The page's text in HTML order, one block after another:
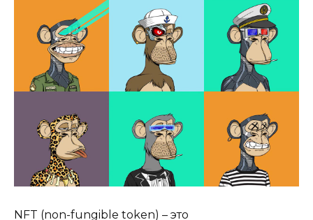
NFT (non-fungible token) – это